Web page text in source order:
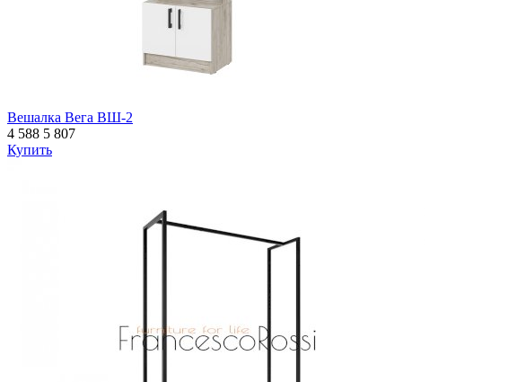
Вешалка Вега ВШ-2
4 588 5 807
Купить